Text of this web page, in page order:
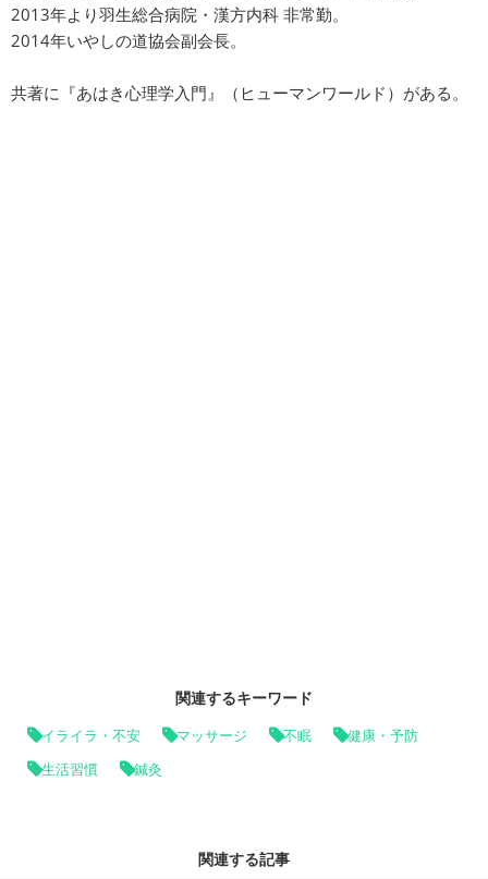
2013年より羽生総合病院・漢方内科 非常勤。
2014年いやしの道協会副会長。
共著に『あはき心理学入門』（ヒューマンワールド）がある。
関連するキーワード
イライラ・不安 マッサージ 不眠 健康・予防
生活習慣 鍼灸
関連する記事